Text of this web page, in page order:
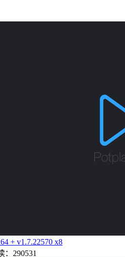
+ v1.7.22570 x8
：290531